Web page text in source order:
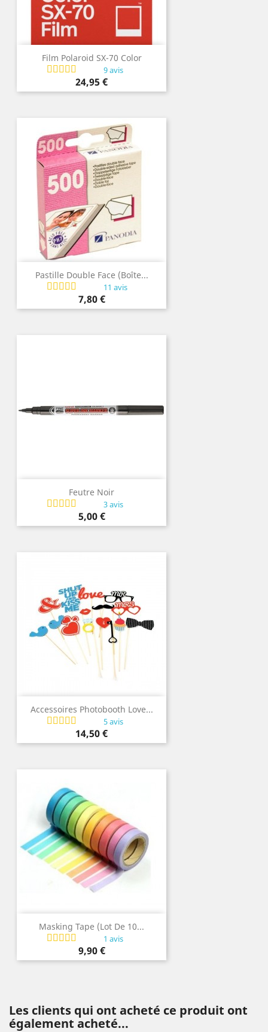
Film Polaroid SX-70 Color
9 avis
Prix
24,95 €
Pastille Double Face (boîte...
11 avis
Prix
7,80 €
Feutre Noir
3 avis
Prix
5,00 €
Accessoires Photobooth Love...
5 avis
Prix
14,50 €
Masking Tape (lot De 10...
1 avis
Prix
9,90 €
Les clients qui ont acheté ce produit ont
également acheté...